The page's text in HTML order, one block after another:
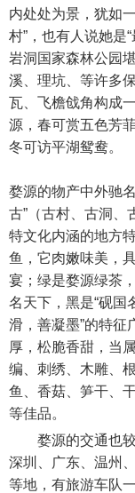
内处处为景，犹如
村”，也有人说她是
岩洞国家森林公园
溪、理坑、等许多
瓦、飞檐戗角构成
源，春可赏五色芳
冬可访平湖鸳鸯。
婺源的物产中外驰
古”（古村、古洞、
特文化内涵的地方
鱼，它肉嫩味美，
宴；绿是婺源绿茶
名天下，黑是“砚国
滑，善凝墨”的特征
厚，松脆香甜，当
编、刺绣、木雕、
鱼、香菇、笋干、
等佳品。
婺源的交通也较
深圳、广东、温州
等地，有旅游车队